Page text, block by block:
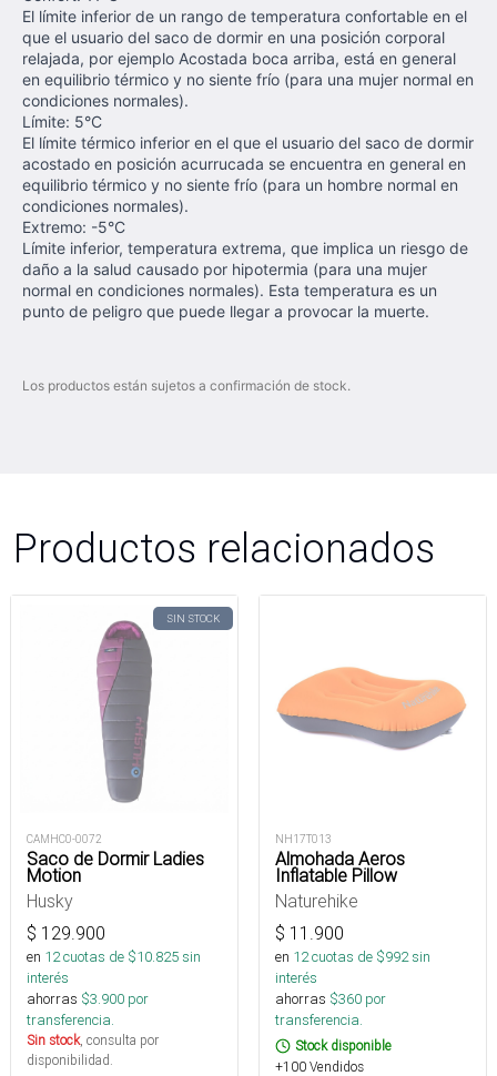
El límite inferior de un rango de temperatura confortable en el
que el usuario del saco de dormir en una posición corporal
relajada, por ejemplo Acostada boca arriba, está en general
en equilibrio térmico y no siente frío (para una mujer normal en
condiciones normales).
Límite: 5°C
El límite térmico inferior en el que el usuario del saco de dormir
acostado en posición acurrucada se encuentra en general en
equilibrio térmico y no siente frío (para un hombre normal en
condiciones normales).
Extremo: -5°C
Límite inferior, temperatura extrema, que implica un riesgo de
daño a la salud causado por hipotermia (para una mujer
normal en condiciones normales). Esta temperatura es un
punto de peligro que puede llegar a provocar la muerte.
Los productos están sujetos a confirmación de stock.
Productos relacionados
SIN STOCK
CAMHC0-0072
Saco de Dormir Ladies
Motion
Husky
$ 129.900
en 12cuotas de $10.825sin
interés
ahorras $3.900 por
transferencia.
Sin stock, consulta por
disponibilidad.
NH17T013
Almohada Aeros
Inflatable Pillow
Naturehike
$ 11.900
en 12cuotas de $992sin
interés
ahorras $360 por
transferencia.
Stock disponible
+100 Vendidos